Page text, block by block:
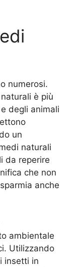
numerosi.
è più
degli animali
un
naturali
da reperire
che non
anche
ambientale
Utilizzando
insetti in